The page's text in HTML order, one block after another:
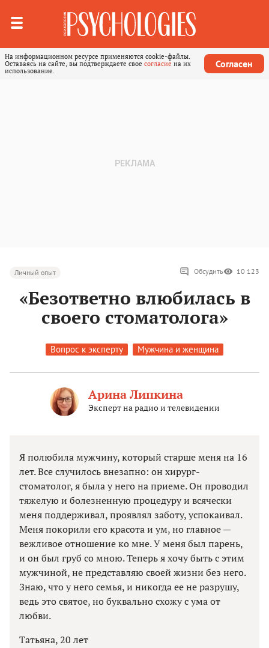
На информационном ресурсе применяются cookie-файлы.
Оставаясь на сайте, вы подтверждаете свое согласие на их
использование.
Согласен
Личный опыт Обсудить 10 123
«Безответно влюбилась в
своего стоматолога»
Вопрос к эксперту Мужчина и женщина
Арина Липкина
Эксперт на радио и телевидении
Я полюбила мужчину, который старше меня на 16
лет. Все случилось внезапно: он хирург-
стоматолог, я была у него на приеме. Он проводил
тяжелую и болезненную процедуру и всячески
меня поддерживал, проявлял заботу, успокаивал.
Меня покорили его красота и ум, но главное —
вежливое отношение ко мне. У меня был парень,
и он был груб со мною. Теперь я хочу быть с этим
мужчиной, не представляю своей жизни без него.
Знаю, что у него семья, и никогда ее не разрушу,
ведь это святое, но буквально схожу с ума от
любви.
Татьяна, 20 лет